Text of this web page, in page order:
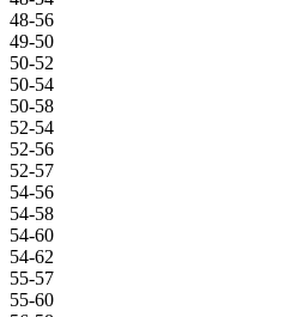
48-56
49-50
50-52
50-54
50-58
52-54
52-56
52-57
54-56
54-58
54-60
54-62
55-57
55-60